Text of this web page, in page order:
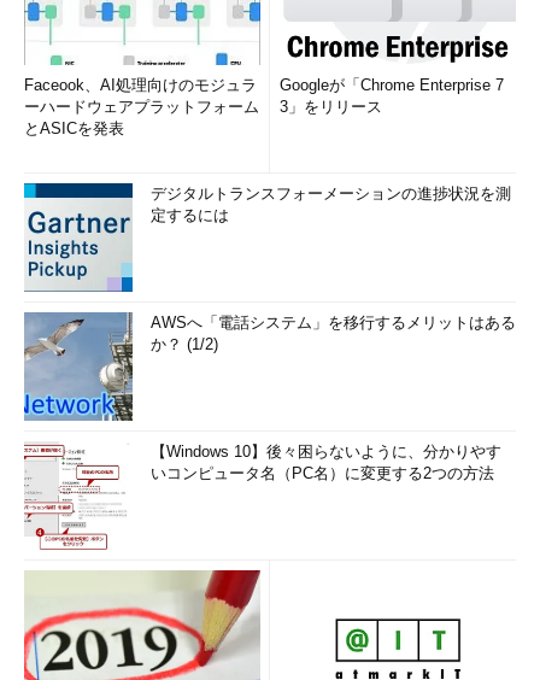
るのか、その際に最適な機器は何であるのか、という具合に結び
付けていくのである。実は、ここでも階層化の概念が重要になっ
てくる。データリンク層レベルでLANを接続し、コリジョンドメ
インを分割して負荷分散したい、となると、スイッチング
HUB（ハブ）が適合する。
図4 LAN装置の接続イメージ
このように、各装置をネットワークの階層に照らし合わせ、基
本機能を理解していこう。実際の機器は、製品によって付加され
る機能が異なっていたり、ポート数やインターフェイスが異なっ
たりと、より複雑になっている。ネットワークシステムを構築す
らない。機器カタログの内容を読み取れるようにしておくことが
望ましい。
ネットワークの基本の学び方（2）
Faceook、AI処理向けのモジュラ
ーハードウェアプラットフォーム
とASICを発表
Googleが「Chrome Enterprise 7
3」をリリース
デジタルトランスフォーメーションの進捗状況を測
定するには
AWSへ「電話システム」を移行するメリットはある
か？ (1/2)
【Windows 10】後々困らないように、分かりやす
いコンピュータ名（PC名）に変更する2つの方法